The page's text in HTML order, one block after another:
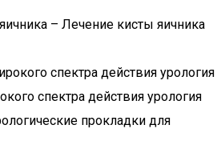
– Лечение кисты яичника
спектра действия урология